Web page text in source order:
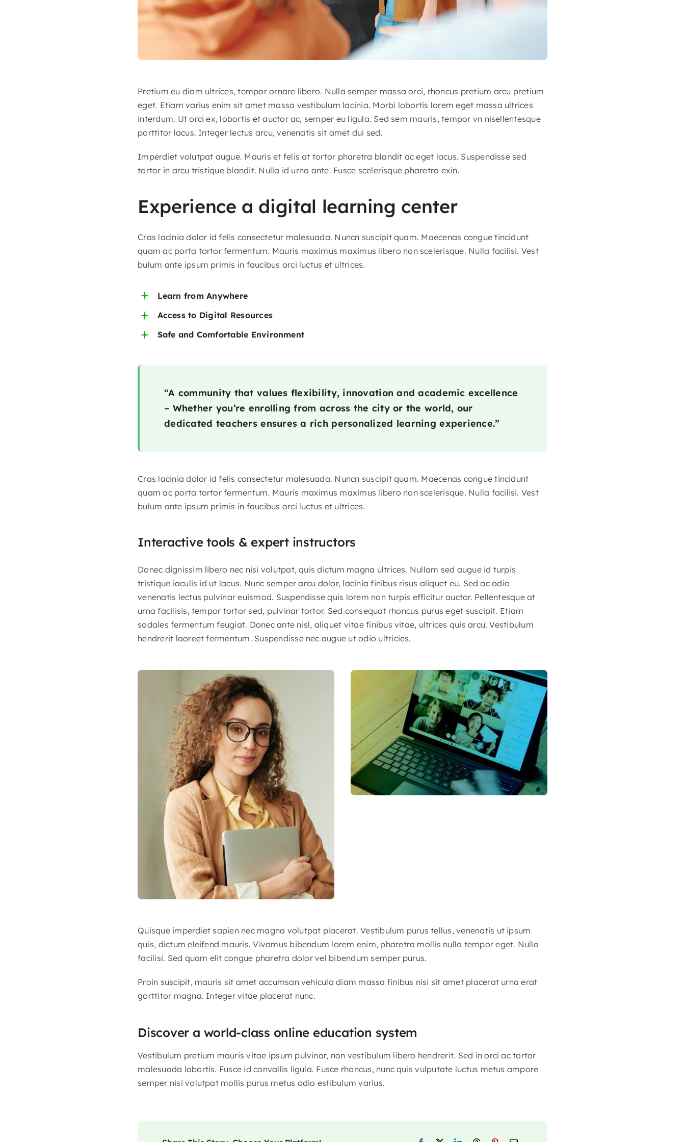
Pretium eu diam ultrices, tempor ornare libero. Nulla semper massa orci, rhoncus pretium arcu pretium
eget. Etiam varius enim sit amet massa vestibulum lacinia. Morbi lobortis lorem eget massa ultrices
interdum. Ut orci ex, lobortis et auctor ac, semper eu ligula. Sed sem mauris, tempor vn nisellentesque
porttitor lacus. Integer lectus arcu, venenatis sit amet dui sed.
Imperdiet volutpat augue. Mauris et felis at tortor pharetra blandit ac eget lacus. Suspendisse sed
tortor in arcu tristique blandit. Nulla id urna ante. Fusce scelerisque pharetra exin.
Experience a digital learning center
Cras lacinia dolor id felis consectetur malesuada. Nuncn suscipit quam. Maecenas congue tincidunt
quam ac porta tortor fermentum. Mauris maximus maximus libero non scelerisque. Nulla facilisi. Vest
bulum ante ipsum primis in faucibus orci luctus et ultrices.
Learn from Anywhere
Access to Digital Resources
Safe and Comfortable Environment
“A community that values flexibility, innovation and academic excellence
– Whether you’re enrolling from across the city or the world, our
dedicated teachers ensures a rich personalized learning experience.”
Cras lacinia dolor id felis consectetur malesuada. Nuncn suscipit quam. Maecenas congue tincidunt
quam ac porta tortor fermentum. Mauris maximus maximus libero non scelerisque. Nulla facilisi. Vest
bulum ante ipsum primis in faucibus orci luctus et ultrices.
Interactive tools & expert instructors
Donec dignissim libero nec nisi volutpat, quis dictum magna ultrices. Nullam sed augue id turpis
tristique iaculis id ut lacus. Nunc semper arcu dolor, lacinia finibus risus aliquet eu. Sed ac odio
venenatis lectus pulvinar euismod. Suspendisse quis lorem non turpis efficitur auctor. Pellentesque at
urna facilisis, tempor tortor sed, pulvinar tortor. Sed consequat rhoncus purus eget suscipit. Etiam
sodales fermentum feugiat. Donec ante nisl, aliquet vitae finibus vitae, ultrices quis arcu. Vestibulum
hendrerit laoreet fermentum. Suspendisse nec augue ut odio ultricies.
Quisque imperdiet sapien nec magna volutpat placerat. Vestibulum purus tellus, venenatis ut ipsum
quis, dictum eleifend mauris. Vivamus bibendum lorem enim, pharetra mollis nulla tempor eget. Nulla
facilisi. Sed quam elit congue pharetra dolor vel bibendum semper purus.
Proin suscipit, mauris sit amet accumsan vehicula diam massa finibus nisi sit amet placerat urna erat
gorttitor magna. Integer vitae placerat nunc.
Discover a world-class online education system
Vestibulum pretium mauris vitae ipsum pulvinar, non vestibulum libero hendrerit. Sed in orci ac tortor
malesuada lobortis. Fusce id convallis ligula. Fusce rhoncus, nunc quis vulputate luctus metus ampore
semper nisi volutpat mollis purus metus odio estibulum varius.